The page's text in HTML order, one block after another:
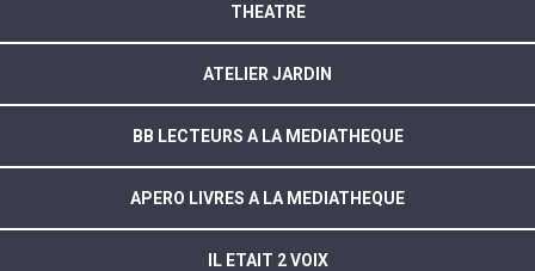
THEATRE
ATELIER JARDIN
BB LECTEURS A LA MEDIATHEQUE
APERO LIVRES A LA MEDIATHEQUE
IL ETAIT 2 VOIX